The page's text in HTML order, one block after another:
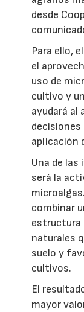
desde
Para ello,
el
uso de
cultivo y
ayudará al
aplicación
Una de
será la
combinar
estructura
naturales
suelo y
cultivos.
El
mayor